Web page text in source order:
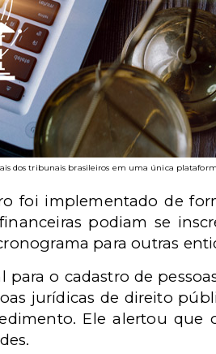
dos tribunais brasileiros em uma única
foi implementado de
podiam se
para outras
o cadastro de
jurídicas de direito
Ele alertou